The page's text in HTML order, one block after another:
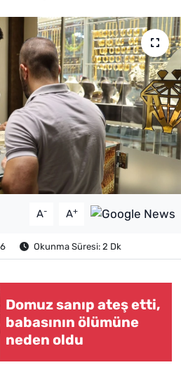
A- A+
Okunma Süresi: 2 Dk
Domuz sanıp ateş etti,
babasının ölümüne
neden oldu